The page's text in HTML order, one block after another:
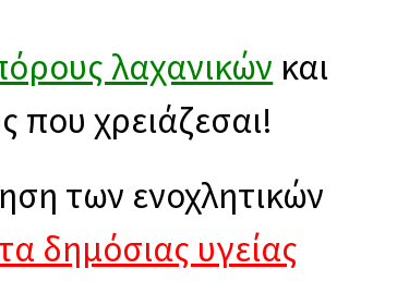
λαχανικών και
που χρειάζεσαι!
των ενοχλητικών
δημόσιας υγείας